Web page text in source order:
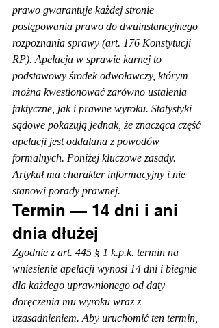
prawo gwarantuje każdej stronie
postępowania prawo do dwuinstancyjnego
rozpoznania sprawy (art. 176 Konstytucji
RP). Apelacja w sprawie karnej to
podstawowy środek odwoławczy, którym
można kwestionować zarówno ustalenia
faktyczne, jak i prawne wyroku. Statystyki
sądowe pokazują jednak, że znacząca część
apelacji jest oddalana z powodów
formalnych. Poniżej kluczowe zasady.
Artykuł ma charakter informacyjny i nie
stanowi porady prawnej.
Termin — 14 dni i ani
dnia dłużej
Zgodnie z art. 445 § 1 k.p.k. termin na
wniesienie apelacji wynosi 14 dni i biegnie
dla każdego uprawnionego od daty
doręczenia mu wyroku wraz z
uzasadnieniem. Aby uruchomić ten termin,